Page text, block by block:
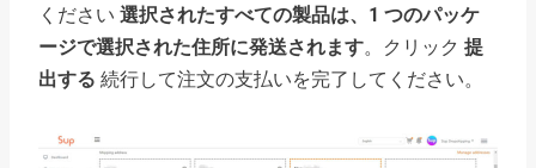
ください 選択されたすべての製品は、1 つのパッケ
ージで選択された住所に発送されます。クリック 提
出する 続行して注文の支払いを完了してください。